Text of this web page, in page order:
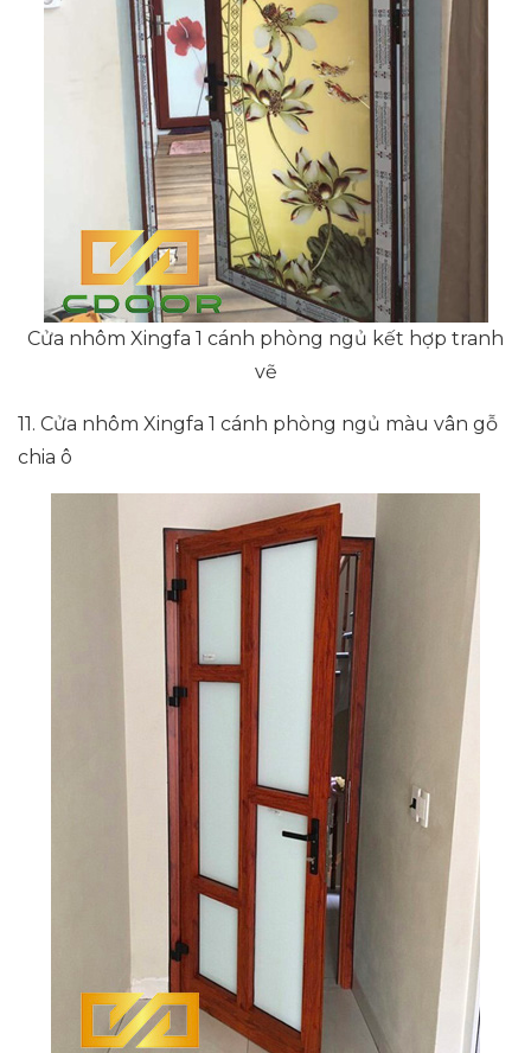
Cửa nhôm Xingfa 1 cánh phòng ngủ kết hợp tranh
vẽ
11. Cửa nhôm Xingfa 1 cánh phòng ngủ màu vân gỗ
chia ô